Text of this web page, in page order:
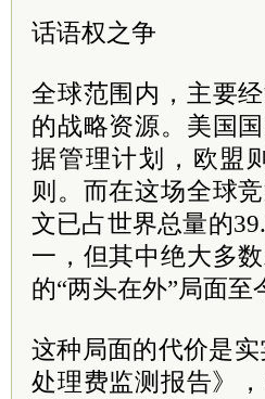
话语权之争
全球范围内，主要
的战略资源。美国
据管理计划，欧盟
则。而在这场全球
文已占世界总量的
一，但其中绝大多
的“两头在外”局面至
这种局面的代价是
处理费监测报告》